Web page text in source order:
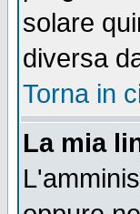
solare
diversa
Torna in
La mia